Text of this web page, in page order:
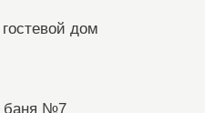
дом
баня №7